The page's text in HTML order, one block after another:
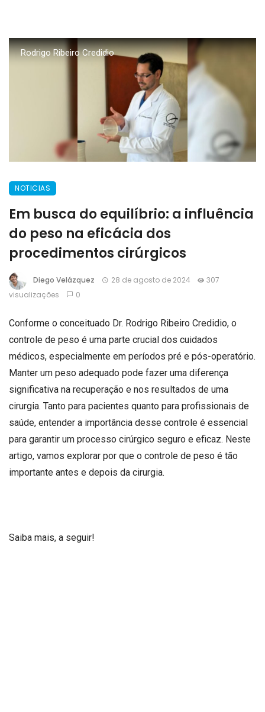
Rodrigo Ribeiro Credidio
NOTICIAS
Em busca do equilíbrio: a influência
do peso na eficácia dos
procedimentos cirúrgicos
Diego Velázquez 28 de agosto de 2024
307
visualizações
0
Conforme o conceituado Dr. Rodrigo Ribeiro Credidio, o
controle de peso é uma parte crucial dos cuidados
médicos, especialmente em períodos pré e pós-operatório.
Manter um peso adequado pode fazer uma diferença
significativa na recuperação e nos resultados de uma
cirurgia. Tanto para pacientes quanto para profissionais de
saúde, entender a importância desse controle é essencial
para garantir um processo cirúrgico seguro e eficaz. Neste
artigo, vamos explorar por que o controle de peso é tão
importante antes e depois da cirurgia.
Saiba mais, a seguir!